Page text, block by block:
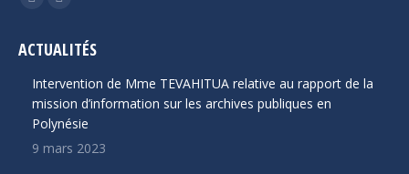
La
Facebook
s'ouvre
dans
une
nouvelle
La
YouTube
s'ouvre
dans
une
nouvelle
ACTUALITÉS
Intervention de Mme TEVAHITUA relative au rapport de la
mission d’information sur les archives publiques en
Polynésie
9 mars 2023